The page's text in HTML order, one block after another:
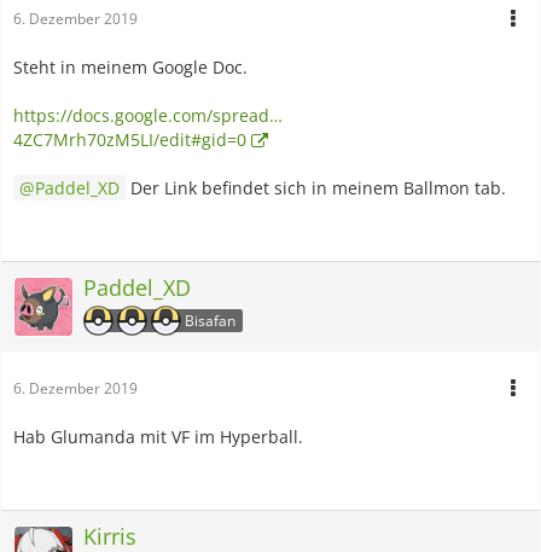
6. Dezember 2019
Steht in meinem Google Doc.
https://docs.google.com/spread…
4ZC7Mrh70zM5LI/edit#gid=0
Paddel_XD Der Link befindet sich in meinem Ballmon tab.
Paddel_XD
Bisafan
6. Dezember 2019
Hab Glumanda mit VF im Hyperball.
Kirris